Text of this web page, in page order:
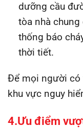
dưỡng cầu
tòa nhà
thống báo
thời tiết.
Để mọi người có
khu vực nguy
4.Ưu điểm